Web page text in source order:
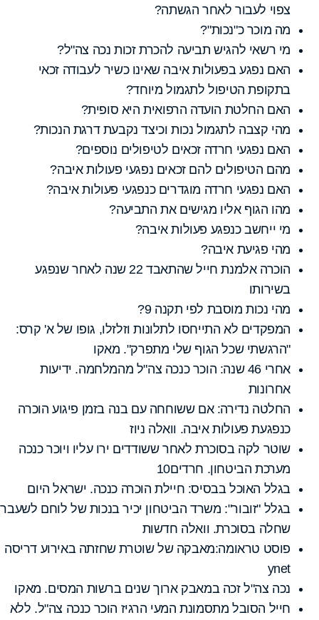
צפוי לעבור לאחר הגשתה?
מה מוכר כ"נכות"?
מי רשאי להגיש תביעה להכרת זכות נכה צה"ל?
האם נפגע בפעולות איבה שאינו כשיר לעבודה זכאי
בתקופת הטיפול לתגמול מיוחד?
האם החלטת הועדה הרפואית היא סופית?
מהי קצבה לתגמול נכות וכיצד נקבעת דרגת הנכות?
האם נפגעי חרדה זכאים לטיפולים נוספים?
מהם הטיפולים להם זכאים נפגעי פעולות איבה?
האם נפגעי חרדה מוגדרים כנפגעי פעולות איבה?
מהו הגוף אליו מגישים את התביעה?
מי ייחשב כנפגע פעולות איבה?
מהי פגיעת איבה?
הוכרה אלמנת חייל שהתאבד 22 שנה לאחר שנפגע
בשירותו
מהי נכות מוסבת לפי תקנה 9?
המפקדים לא התייחסו לתלונות וזלזלו, גופו של א' קרס:
"הרגשתי שכל הגוף שלי מתפרק". מאקו
אחרי 46 שנה: הוכר כנכה צה"ל מהמלחמה. ידיעות
אחרונות
החלטה נדירה: אם ששוחחה עם בנה בזמן פיגוע הוכרה
כנפגעת פעולות איבה. וואלה ניוז
שוטר לקה בסוכרת לאחר ששודדים ירו עליו ויוכר כנכה
מערכת הביטחון. חרדים10
בגלל האוכל בבסיס: חיילת הוכרה כנכה. ישראל היום
בגלל "זובור": משרד הביטחון יכיר בנכות של לוחם לשעבר
שחלה בסוכרת. וואלה חדשות
פוסט טראומה:מאבקה של שוטרת שחזתה באירוע דריסה
ynet
נכה צה"ל זכה במאבק ארוך שנים ברשות המסים. מאקו
חייל הסובל מתסמונת המעי הרגיז הוכר כנכה צה"ל. ללא